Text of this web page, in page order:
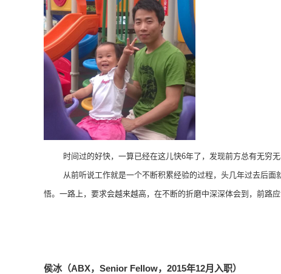
时间过的好快，一算已经在这儿快6年了，发现前方总有无穷
从前听说工作就是一个不断积累经验的过程，头几年过去后
悟。一路上，要求会越来越高，在不断的折磨中深深体会到，前路
侯冰（ABX，Senior Fellow，2015年12月入职）